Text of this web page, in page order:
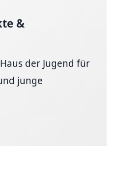
&
der Jugend für
junge